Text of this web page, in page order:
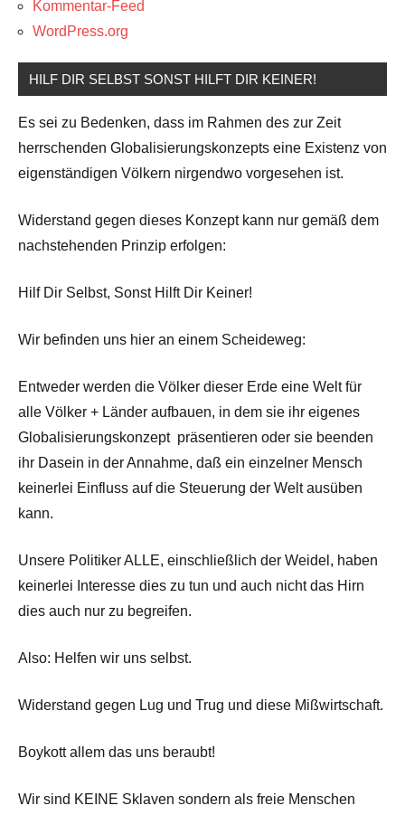
Kommentar-Feed
WordPress.org
HILF DIR SELBST SONST HILFT DIR KEINER!
Es sei zu Bedenken, dass im Rahmen des zur Zeit
herrschenden Globalisierungskonzepts eine Existenz von
eigenständigen Völkern nirgendwo vorgesehen ist.
Widerstand gegen dieses Konzept kann nur gemäß dem
nachstehenden Prinzip erfolgen:
Hilf Dir Selbst, Sonst Hilft Dir Keiner!
Wir befinden uns hier an einem Scheideweg:
Entweder werden die Völker dieser Erde eine Welt für
alle Völker + Länder aufbauen, in dem sie ihr eigenes
Globalisierungskonzept präsentieren oder sie beenden
ihr Dasein in der Annahme, daß ein einzelner Mensch
keinerlei Einfluss auf die Steuerung der Welt ausüben
kann.
Unsere Politiker ALLE, einschließlich der Weidel, haben
keinerlei Interesse dies zu tun und auch nicht das Hirn
dies auch nur zu begreifen.
Also: Helfen wir uns selbst.
Widerstand gegen Lug und Trug und diese Mißwirtschaft.
Boykott allem das uns beraubt!
Wir sind KEINE Sklaven sondern als freie Menschen